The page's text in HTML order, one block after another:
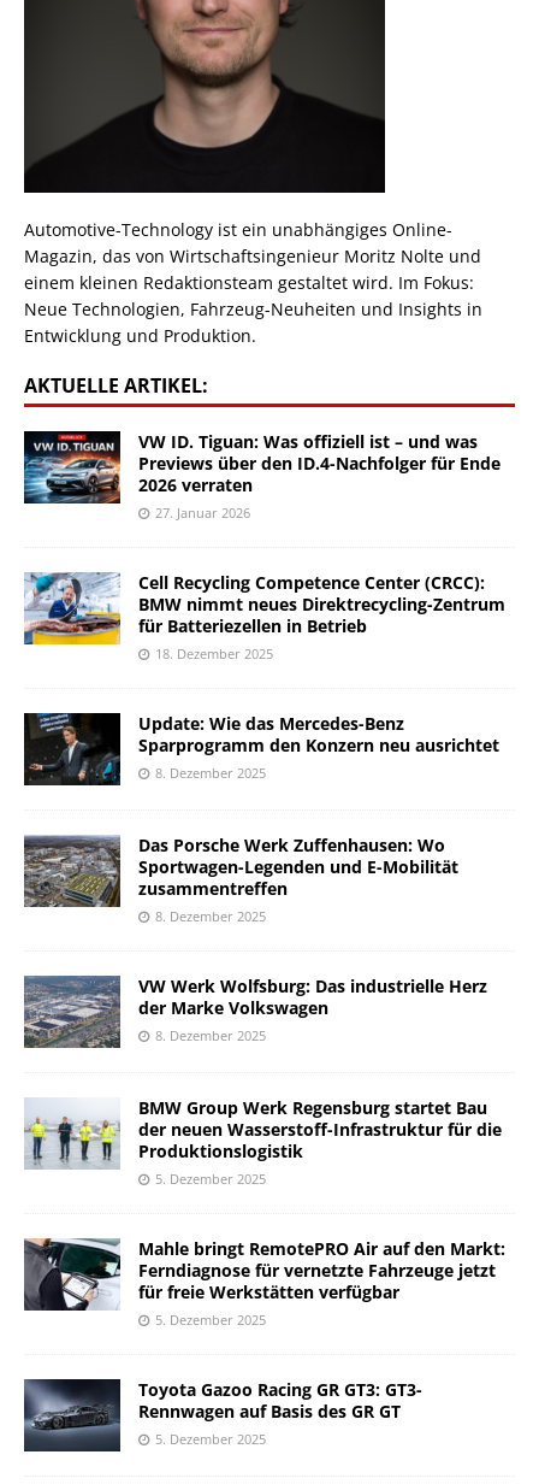
Automotive-Technology ist ein unabhängiges Online-
Magazin, das von Wirtschaftsingenieur Moritz Nolte und
einem kleinen Redaktionsteam gestaltet wird. Im Fokus:
Neue Technologien, Fahrzeug-Neuheiten und Insights in
Entwicklung und Produktion.
AKTUELLE ARTIKEL:
VW ID. Tiguan: Was offiziell ist – und was
Previews über den ID.4-Nachfolger für Ende
2026 verraten
27. Januar 2026
Cell Recycling Competence Center (CRCC):
BMW nimmt neues Direktrecycling-Zentrum
für Batteriezellen in Betrieb
18. Dezember 2025
Update: Wie das Mercedes-Benz
Sparprogramm den Konzern neu ausrichtet
8. Dezember 2025
Das Porsche Werk Zuffenhausen: Wo
Sportwagen-Legenden und E-Mobilität
zusammentreffen
8. Dezember 2025
VW Werk Wolfsburg: Das industrielle Herz
der Marke Volkswagen
8. Dezember 2025
BMW Group Werk Regensburg startet Bau
der neuen Wasserstoff-Infrastruktur für die
Produktionslogistik
5. Dezember 2025
Mahle bringt RemotePRO Air auf den Markt:
Ferndiagnose für vernetzte Fahrzeuge jetzt
für freie Werkstätten verfügbar
5. Dezember 2025
Toyota Gazoo Racing GR GT3: GT3-
Rennwagen auf Basis des GR GT
5. Dezember 2025